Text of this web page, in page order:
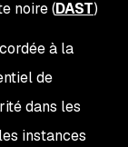
noire (DAST)
à la
de
dans les
instances